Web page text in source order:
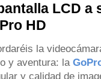
LCD a
HD
la
y aventura: la
y calidad de